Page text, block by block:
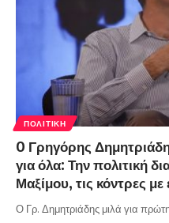
ΠΟΛΙΤΙΚΉ
O Γρηγόρης
για όλα: Την πολιτική
Μαξίμου, τις κόντρες με
Ο Γρ. Δημητριάδης μιλά για